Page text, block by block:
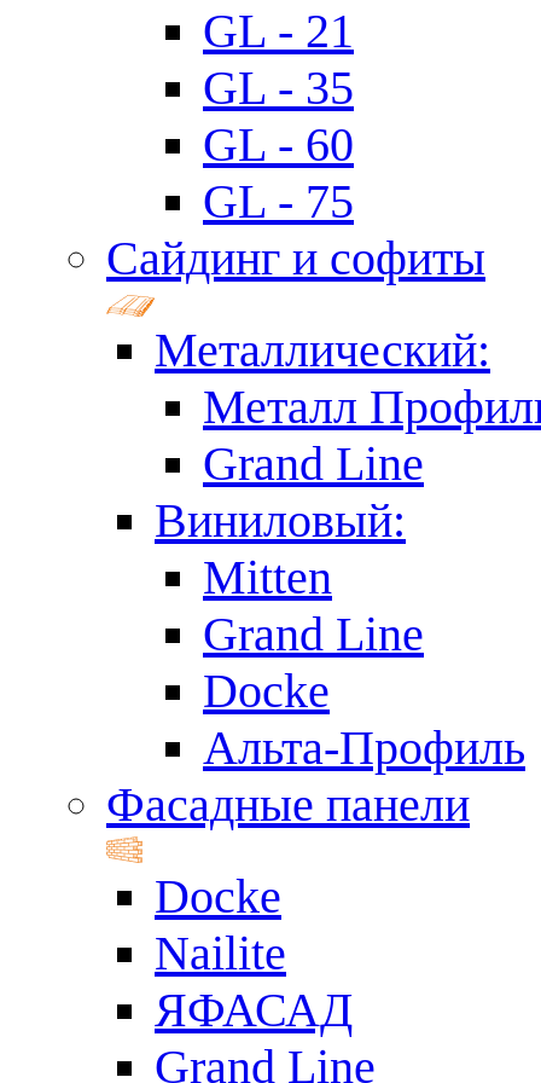
GL - 21
GL - 35
GL - 60
GL - 75
Сайдинг и софиты
Металлический:
Металл
Grand Line
Виниловый:
Mitten
Grand Line
Docke
Альта-Профиль
Фасадные панели
Docke
Nailite
ЯФАСАД
Grand Line